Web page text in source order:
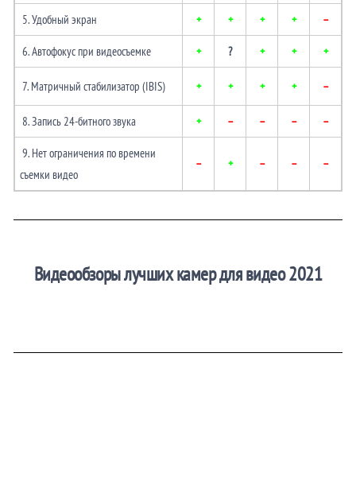
5. Удобный экран + + + +
–
6. Автофокус при видеосъемке
+ ? + + +
7. Матричный стабилизатор (IBIS) + + + + –
8. Запись 24-битного звука + – – –
–
9. Нет ограничения по времени
съемки видео
– + – – –
Видеообзоры лучших камер для видео 2021